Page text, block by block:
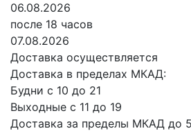
06.08.2026
после 18 часов
07.08.2026
Доставка осуществляется
Доставка в пределах МКАД:
Будни с 10 до 21
Выходные с 11 до 19
Доставка за пределы МКАД до